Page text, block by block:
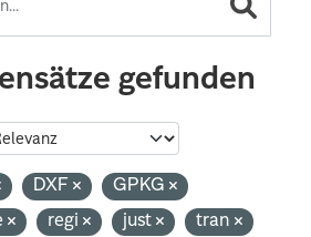
gefunden
DXF
GPKG
regi just
tran